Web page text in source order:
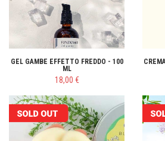
GEL GAMBE EFFETTO FREDDO - 100
ML
18,00 €